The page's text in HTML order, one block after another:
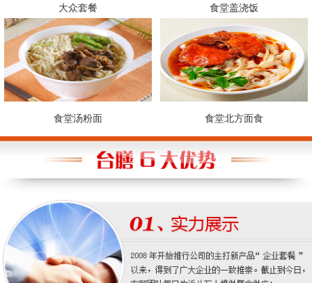
大众套餐 食堂盖浇饭
食堂汤粉面 食堂北方面食